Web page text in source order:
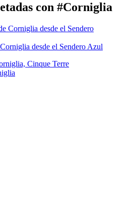
con #Corniglia
desde el Sendero Azul